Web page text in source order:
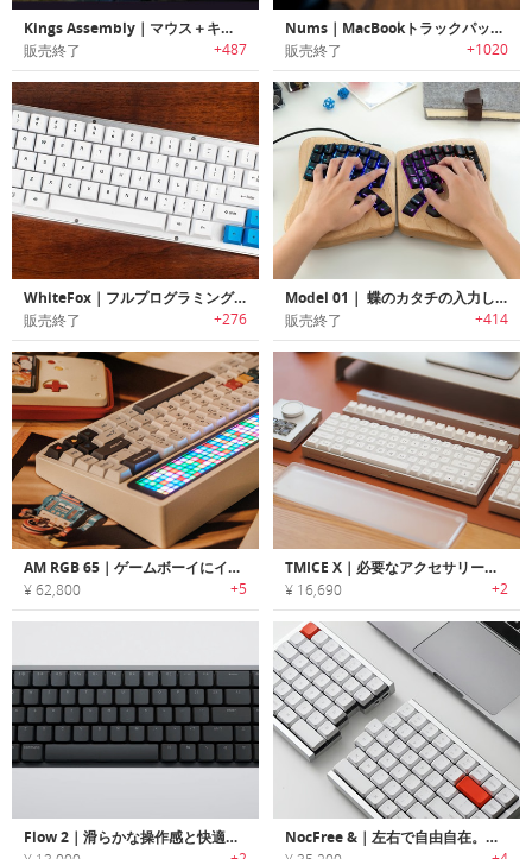
Kings Assembly｜マウス＋キーボード＋ジョイスティック
販売終了 +487
Nums｜MacBookトラックパッドをナンバーキーボードに変身させる厚さ1mmの超薄型ガラスフィルム「ナム」
販売終了 +1020
WhiteFox｜フルプログラミング可能なアルミフレームメカニカルキーボード「ホワイトフォックス」
販売終了 +276
Model 01｜ 蝶のカタチの入力しやすいキーボード「モデルワン」
販売終了 +414
AM RGB 65｜ゲームボーイにインスパイアされたメカニカルキーボード
¥ 62,800 +5
TMICE X｜必要なアクセサリーを取り付けワークフローを最適化するモジュラーキーボード
¥ 16,690 +2
Flow 2｜滑らかな操作感と快適な打鍵感を両立！タッチバー搭載キーボード NocFree &｜左右で自由自在。分裂できるワイヤレスキーボード